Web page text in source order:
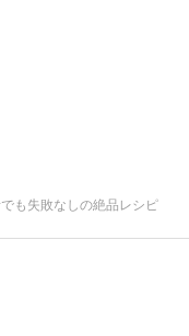
も失敗なしの絶品レシピ